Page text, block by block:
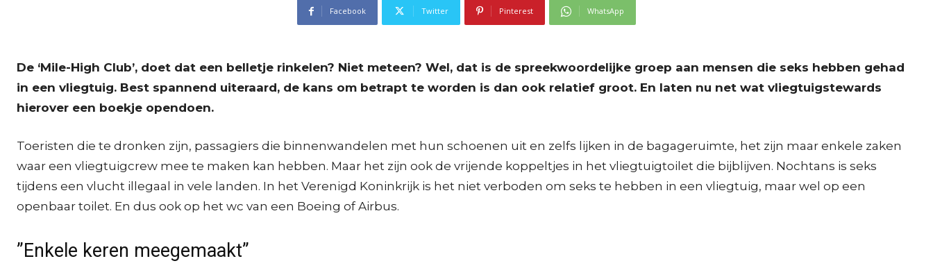
Facebook Twitter Pinterest WhatsApp
De ‘Mile-High Club’, doet dat een belletje rinkelen? Niet meteen? Wel, dat is de spreekwoordelijke groep aan mensen die seks hebben gehad
in een vliegtuig. Best spannend uiteraard, de kans om betrapt te worden is dan ook relatief groot. En laten nu net wat vliegtuigstewards
hierover een boekje opendoen.
Toeristen die te dronken zijn, passagiers die binnenwandelen met hun schoenen uit en zelfs lijken in de bagageruimte, het zijn maar enkele zaken
waar een vliegtuigcrew mee te maken kan hebben. Maar het zijn ook de vrijende koppeltjes in het vliegtuigtoilet die bijblijven. Nochtans is seks
tijdens een vlucht illegaal in vele landen. In het Verenigd Koninkrijk is het niet verboden om seks te hebben in een vliegtuig, maar wel op een
openbaar toilet. En dus ook op het wc van een Boeing of Airbus.
”Enkele keren meegemaakt”